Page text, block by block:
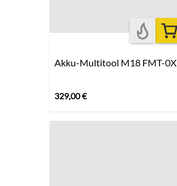
Akku-Multitool M18 FMT-0X
329,00€